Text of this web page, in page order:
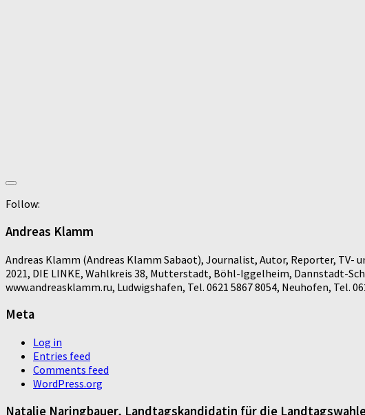
Follow:
Andreas Klamm
Andreas Klamm (Andreas Klamm Sabaot), Journalist, Autor, Reporter, TV-
2021, DIE LINKE, Wahlkreis 38, Mutterstadt, Böhl-Iggelheim, Dannstadt-
www.andreasklamm.ru, Ludwigshafen, Tel. 0621 5867 8054, Neuhofen, Tel.
Meta
Log in
Entries feed
Comments feed
WordPress.org
Natalie Naringbauer, Landtagskandidatin für die